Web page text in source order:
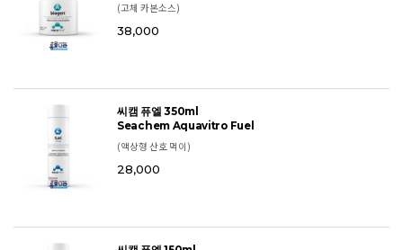
(고체 카본소스)
38,000
씨캠 퓨엘 350ml
Seachem Aquavitro Fuel
(액상형 산호 먹이)
28,000